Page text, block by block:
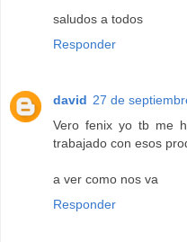
saludos a todos
Responder
david 27 de
Vero fenix yo tb me
trabajado con esos
a ver como nos va
Responder